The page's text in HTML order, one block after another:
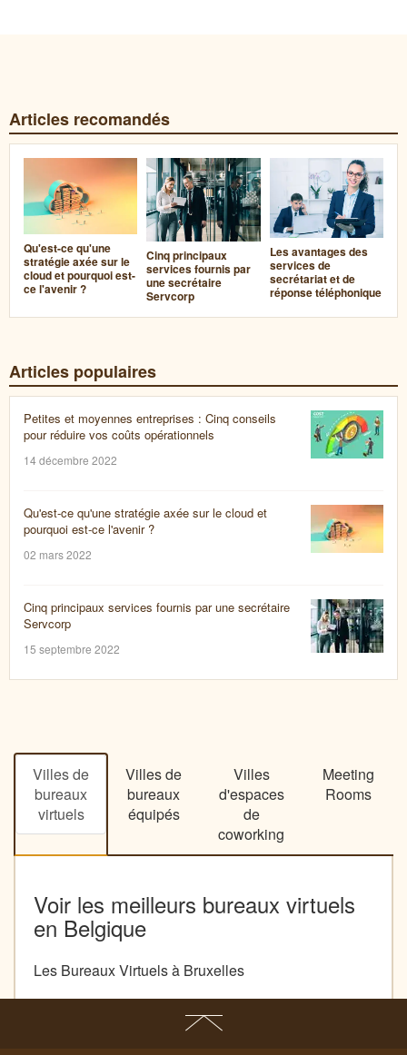
Articles recomandés
Qu'est-ce qu'une
stratégie axée sur le
cloud et pourquoi est-
ce l'avenir ?
Cinq principaux
services fournis par
une secrétaire
Servcorp
Les avantages des
services de
secrétariat et de
réponse téléphonique
Articles populaires
Petites et moyennes entreprises : Cinq conseils
pour réduire vos coûts opérationnels
14 décembre 2022
Qu'est-ce qu'une stratégie axée sur le cloud et
pourquoi est-ce l'avenir ?
02 mars 2022
Cinq principaux services fournis par une secrétaire
Servcorp
15 septembre 2022
Villes de
bureaux
virtuels
Villes de
bureaux
équipés
Villes
d'espaces
de
coworking
Meeting
Rooms
Voir les meilleurs bureaux virtuels
en Belgique
Les Bureaux Virtuels à Bruxelles